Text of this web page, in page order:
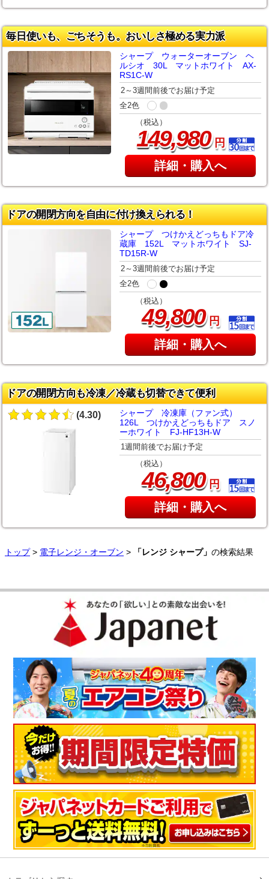
毎日使いも、ごちそうも。おいしさ極める実力派
シャープ ウォーターオーブン ヘ
ルシオ 30L マットホワイト AX-
RS1C-W
2～3週間前後でお届け予定
全2色
（税込）
149,980円
詳細・購入へ
ドアの開閉方向を自由に付け換えられる！
シャープ つけかえどっちもドア冷
蔵庫 152L マットホワイト SJ-
TD15R-W
2～3週間前後でお届け予定
全2色
（税込）
49,800円
詳細・購入へ
ドアの開閉方向も冷凍／冷蔵も切替できて便利
(4.30)
シャープ 冷凍庫（ファン式）
126L つけかえどっちもドア スノ
ーホワイト FJ-HF13H-W
1週間前後でお届け予定
（税込）
46,800円
詳細・購入へ
トップ> 電子レンジ・オーブン > 「レンジ シャープ」 の検索結果